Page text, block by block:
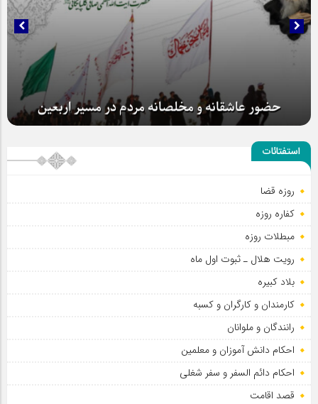
حضور عاشقانه و مخلصانه مردم در مسیر اربعین
استفتائات
روزه قضا
کفاره روزه
مبطلات روزه
رویت هلال ـ ثبوت اول ماه
بلاد کبیره
کارمندان و کارگران و کسبه
رانندگان و ملوانان
احکام دانش آموزان و معلمین
احکام دائم السفر و سفر شغلی
قصد اقامت